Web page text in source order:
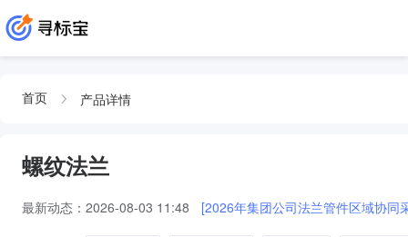
首页 产品详情
螺纹法兰
最新动态： 2026-08-03 11:48 [2026年集团公司法兰管件区域协同